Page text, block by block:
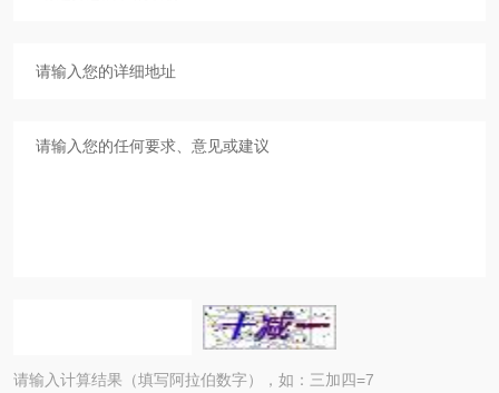
请输入计算结果（填写阿拉伯数字），如：三加四=7